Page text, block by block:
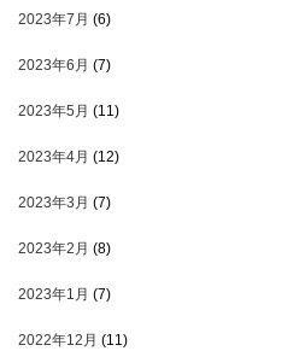
2023年7月 (6)
2023年6月 (7)
2023年5月 (11)
2023年4月 (12)
2023年3月 (7)
2023年2月 (8)
2023年1月 (7)
2022年12月 (11)